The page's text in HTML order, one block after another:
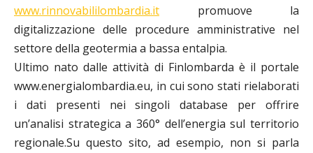
www.rinnovabililombardia.it promuove la
digitalizzazione delle procedure amministrative nel
settore della geotermia a bassa entalpia.
Ultimo nato dalle attività di Finlombarda è il portale
www.energialombardia.eu, in cui sono stati rielaborati
i dati presenti nei singoli database per offrire
un’analisi strategica a 360° dell’energia sul territorio
regionale.Su questo sito, ad esempio, non si parla